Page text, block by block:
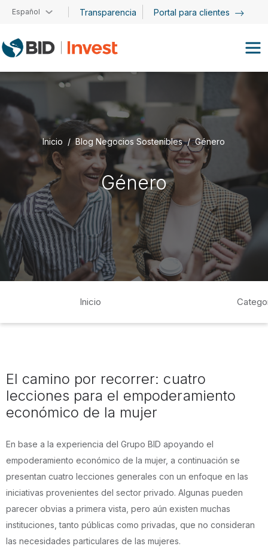
Pasar al contenido principal
Español Transparencia Portal para clientes
Inicio Blog Negocios Sostenibles Género
Género
Inicio
El camino por recorrer: cuatro
lecciones para el empoderamiento
económico de la mujer
En base a la experiencia del Grupo BID apoyando el
empoderamiento económico de la mujer, a continuación se
presentan cuatro lecciones generales con un enfoque en las
iniciativas provenientes del sector privado. Algunas pueden
parecer obvias a primera vista, pero aún existen muchas
instituciones, tanto públicas como privadas, que no consideran
las necesidades particulares de las mujeres.